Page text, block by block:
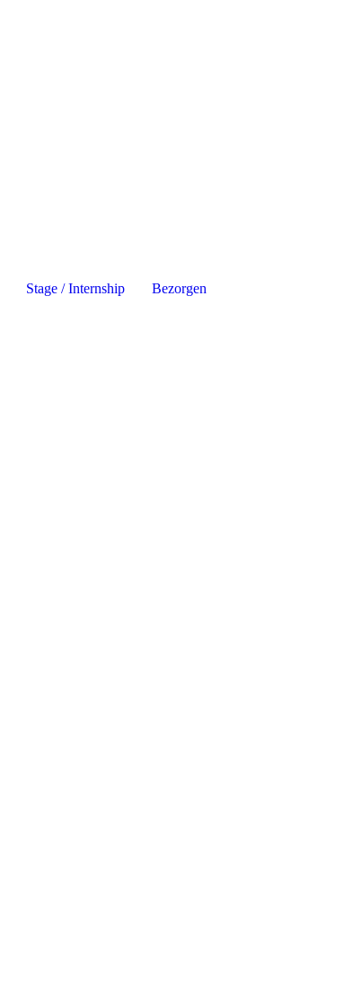
Stage / Internship Bezorgen